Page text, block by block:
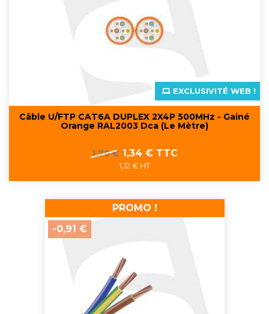
Câble U/FTP CAT6A DUPLEX 2X4P 500MHz - Gainé
Orange RAL2003 Dca (Le Mètre)
Prix
1,70 € Prix
1,34 € TTC
1,12 € HT
EXCLUSIVITÉ WEB !
PROMO !
-0,91 €